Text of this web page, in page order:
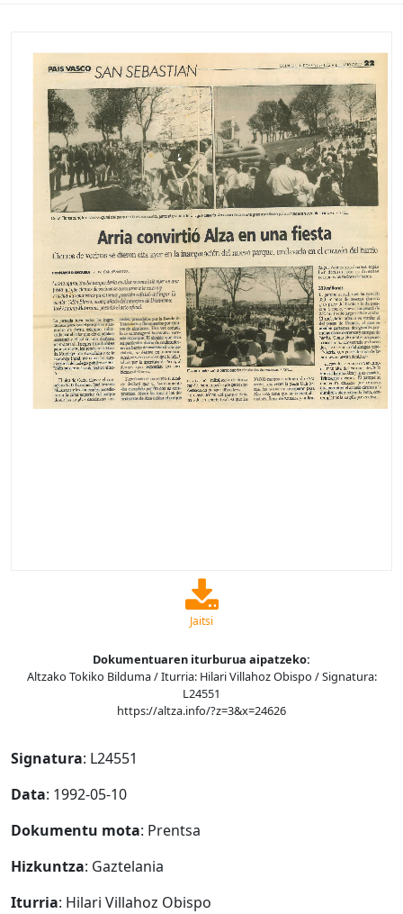
Jaitsi
Dokumentuaren iturburua aipatzeko:
Altzako Tokiko Bilduma / Iturria: Hilari Villahoz Obispo / Signatura:
L24551
https://altza.info/?z=3&x=24626
Signatura: L24551
Data: 1992-05-10
Dokumentu mota: Prentsa
Hizkuntza: Gaztelania
Iturria: Hilari Villahoz Obispo